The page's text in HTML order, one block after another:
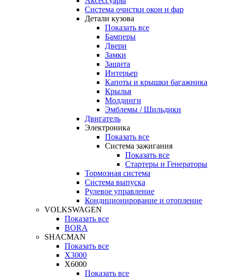
Система очистки окон и фар
Детали кузова
Показать все
Бамперы
Двери
Замки
Защита
Интерьер
Капоты и крышки багажника
Крылья
Молдинги
Эмблемы / Шильдики
Двигатель
Электроника
Показать все
Система зажигания
Показать все
Стартеры и Генераторы
Тормозная система
Система выпуска
Рулевое управление
Кондиционирование и отопление
VOLKSWAGEN
Показать все
BORA
SHACMAN
Показать все
X3000
X6000
Показать все